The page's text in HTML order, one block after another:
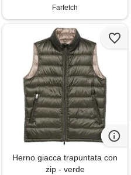
Farfetch
Herno giacca trapuntata con
zip - verde